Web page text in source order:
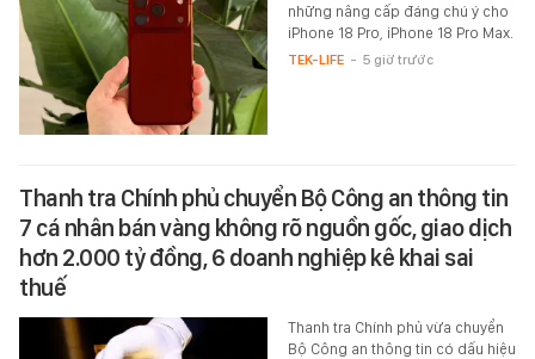
những nâng cấp đáng chú ý cho
iPhone 18 Pro, iPhone 18 Pro Max.
TEK-LIFE - 5 giờ trước
Thanh tra Chính phủ chuyển Bộ Công an thông tin
7 cá nhân bán vàng không rõ nguồn gốc, giao dịch
hơn 2.000 tỷ đồng, 6 doanh nghiệp kê khai sai
thuế
Thanh tra Chính phủ vừa chuyển
Bộ Công an thông tin có dấu hiệu